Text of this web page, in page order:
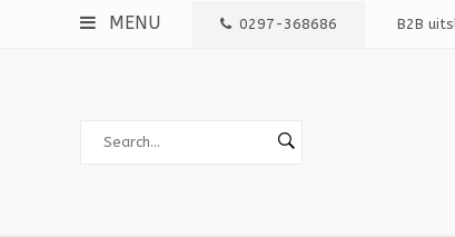
MENU 0297-368686 B2B